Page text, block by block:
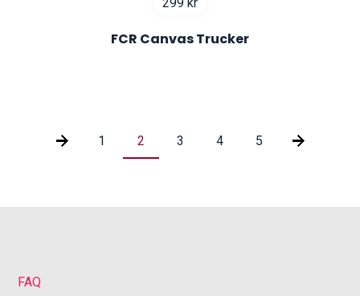
FCR Canvas Trucker
1 2 3 4 5
FAQ